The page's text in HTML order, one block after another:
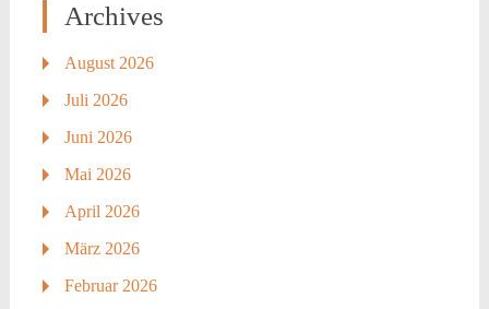
Archives
August 2026
Juli 2026
Juni 2026
Mai 2026
April 2026
März 2026
Februar 2026